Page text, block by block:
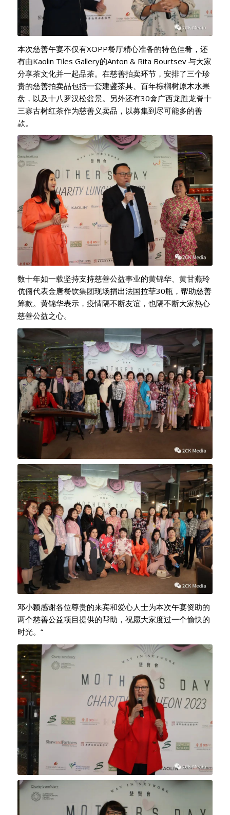
本次慈善午宴不仅有XOPP餐厅精心准备的特色佳肴，还
有由Kaolin Tiles Gallery的Anton & Rita Bourtsev 与大家
分享茶文化并一起品茶。在慈善拍卖环节，安排了三个珍
贵的慈善拍卖品包括一套建盏茶具、百年棕榈树原木水果
盘，以及十八罗汉松盆景。另外还有30盒广西龙胜龙脊十
三寨古树红茶作为慈善义卖品，以募集到尽可能多的善
款。
数十年如一载坚持支持慈善公益事业的黄锦华、黄甘燕玲
伉俪代表金唐餐饮集团现场捐出法国拉菲30瓶，帮助慈善
筹款。黄锦华表示，疫情隔不断友谊，也隔不断大家热心
慈善公益之心。
邓小颖感谢各位尊贵的来宾和爱心人士为本次午宴资助的
两个慈善公益项目提供的帮助，祝愿大家度过一个愉快的
时光。“